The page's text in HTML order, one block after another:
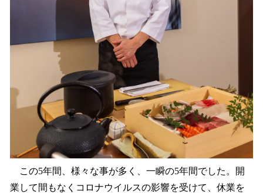
この5年間、様々な事が多く、一瞬の5年間でした。開
業して間もなくコロナウイルスの影響を受けて、休業を